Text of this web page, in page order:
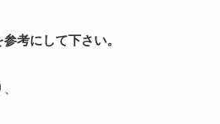
考にして下さい。